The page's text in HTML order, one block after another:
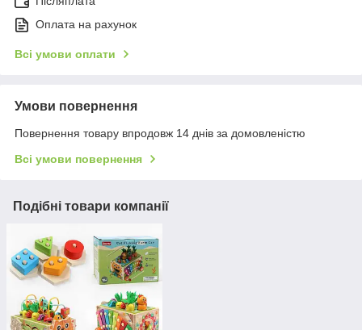
Оплата на рахунок
Всі умови оплати
Умови повернення
Повернення товару впродовж 14 днів за домовленістю
Всі умови повернення
Подібні товари компанії